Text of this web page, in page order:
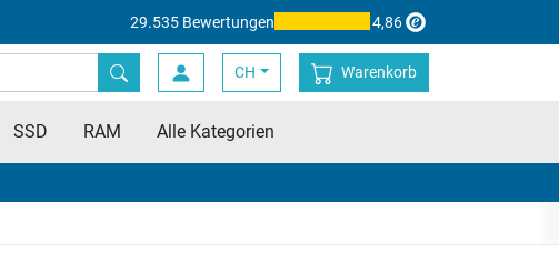
29.535 Bewertungen 4,86
CH Warenkorb
SSD RAM Alle Kategorien